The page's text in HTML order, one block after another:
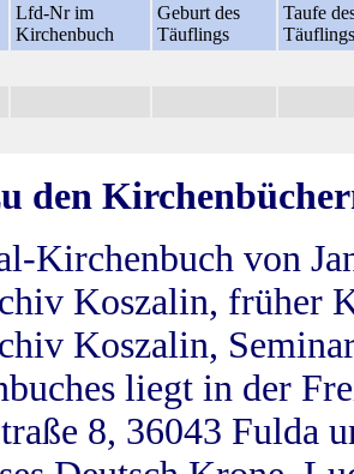
Lfd-Nr im
Kirchenbuch
Geburt des
Täuflings
Taufe
Täuflings
den
Kirchenbuch von
Koszalin, früher
Koszalin,
liegt in der
8, 36043 Fulda